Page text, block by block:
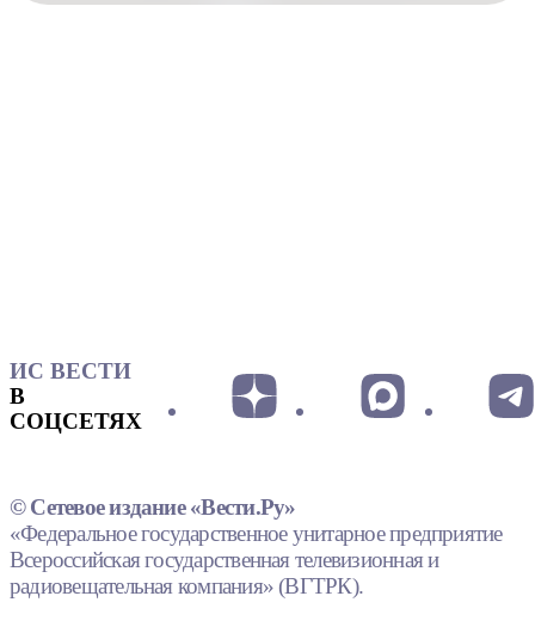
ИС ВЕСТИ
В
СОЦСЕТЯХ
© Сетевое издание «Вести.Ру»
«Федеральное государственное унитарное предприятие
Всероссийская государственная телевизионная и
радиовещательная компания» (ВГТРК).